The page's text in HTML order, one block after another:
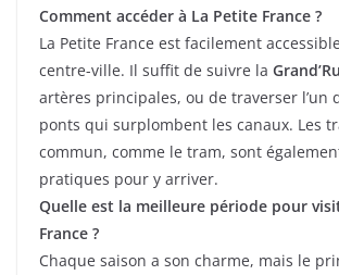
Comment accéder à La Petite France ?
La Petite France est facilement
centre-ville. Il suffit de suivre la
artères principales, ou de traverser l’un
ponts qui surplombent les canaux. Les
commun, comme le tram, sont
pratiques pour y arriver.
Quelle est la meilleure période pour
France ?
Chaque saison a son charme, mais le